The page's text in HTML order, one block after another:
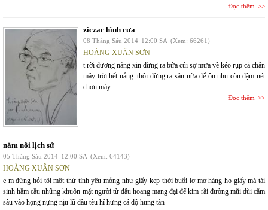
Đọc thêm
ziczac hình cưa
08 Tháng Sáu 2014 12:00 SA (Xem: 66261)
HOÀNG XUÂN SƠN
t rời đương nắng xin đừng ra bửa củi sợ mưa về kéo rụp cả chân
mây trời hết nắng. thôi đừng ra sân nữa để ôn nhu còn đậm nét
chơn mày
Đọc thêm
nằm nôi lịch sử
05 Tháng Sáu 2014 12:00 SA (Xem: 64143)
HOÀNG XUÂN SƠN
e m đừng hỏi tôi một thứ tình yêu mỏng như giấy kẹp thời buổi lơ mơ hàng họ giấy má tái
sinh hầm cầu những khuôn mặt người từ đâu hoang mang đại để kim rãi đường mũi dùi cắm
sâu vào họng nựng nịu lũ đầu têu hí hửng cá độ hung tàn